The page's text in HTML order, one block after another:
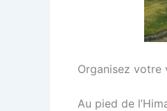
Organisez votre
Au pied de